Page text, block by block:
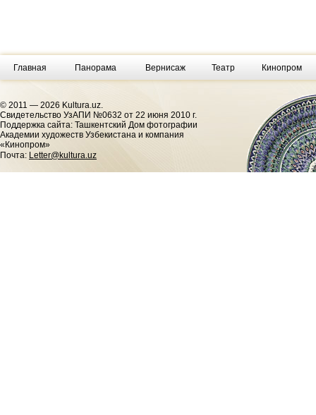
Главная Панорама Вернисаж Театр Кинопром
© 2011 — 2026 Kultura.uz.
Cвидетельство УзАПИ №0632 от 22 июня 2010 г.
Поддержка сайта: Ташкентский Дом фотографии
Академии художеств Узбекистана и компания
«Кинопром»
Почта: Letter@kultura.uz